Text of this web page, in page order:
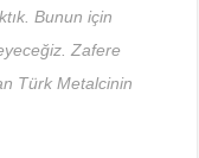
Bunun için
Zafere
Türk Metalcinin